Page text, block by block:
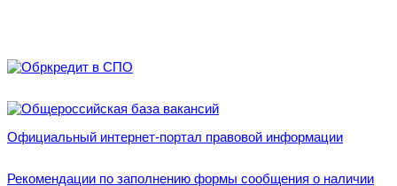
Официальный интернет-портал правовой информации
Рекомендации по заполнению формы сообщения о наличии